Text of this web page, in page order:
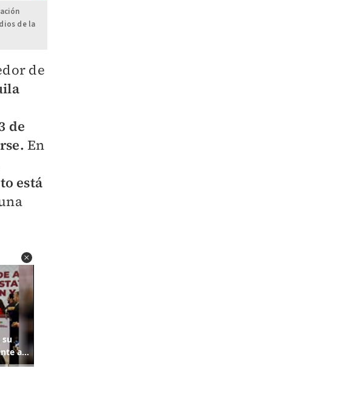
de la
de
de
En
está